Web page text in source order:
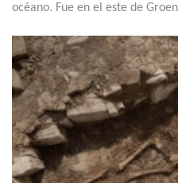
océano. Fue en el este de